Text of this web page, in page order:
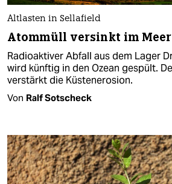
Altlasten in Sellafield
Atommüll versinkt im Meer
Radioaktiver Abfall aus dem Lager
wird künftig in den Ozean gespült.
verstärkt die Küstenerosion.
Von Ralf Sotscheck